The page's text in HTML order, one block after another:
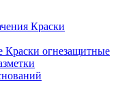
Краски
Краски огнезащитные